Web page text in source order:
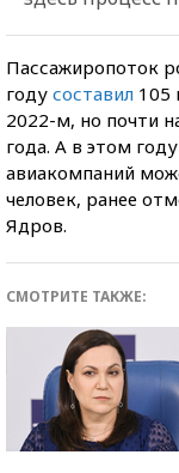
Пассажиропоток
году составил 105
2022-м, но почти
года. А в этом
авиакомпаний
человек, ранее
Ядров.
СМОТРИТЕ ТАКЖЕ: